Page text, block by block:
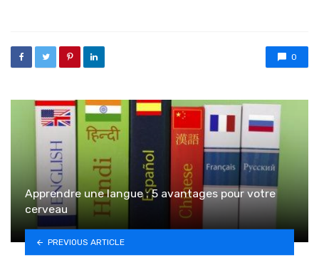
0
Apprendre une langue : 5 avantages pour votre
cerveau
PREVIOUS ARTICLE